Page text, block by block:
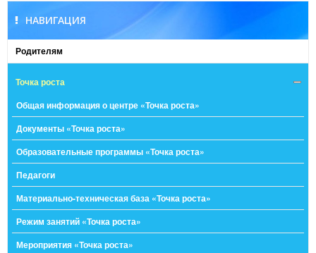
НАВИГАЦИЯ
Родителям
Точка роста
Общая информация о центре «Точка роста»
Документы «Точка роста»
Образовательные программы «Точка роста»
Педагоги
Материально-техническая база «Точка роста»
Режим занятий «Точка роста»
Мероприятия «Точка роста»